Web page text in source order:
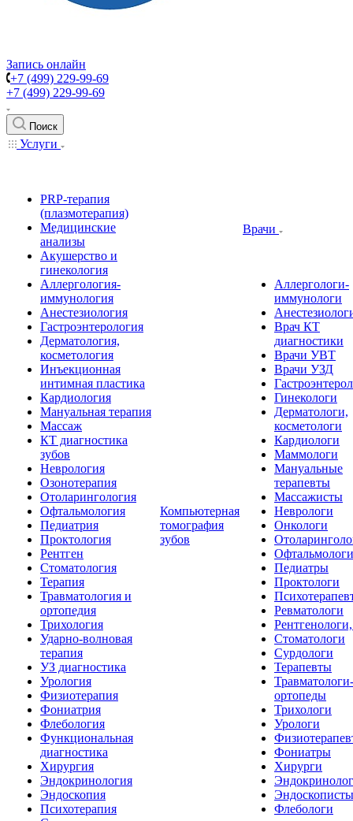
Запись онлайн
+7 (499) 229-99-69
+7 (499) 229-99-69
Поиск
Услуги
PRP-терапия
(плазмотерапия)
Медицинские
анализы
Акушерство и
гинекология
Аллергология-
иммунология
Анестезиология
Гастроэнтерология
Дерматология,
косметология
Инъекционная
интимная пластика
Кардиология
Мануальная терапия
Массаж
КТ диагностика
зубов
Неврология
Озонотерапия
Отоларингология
Офтальмология
Педиатрия
Проктология
Рентген
Стоматология
Терапия
Травматология и
ортопедия
Трихология
Ударно-волновая
терапия
УЗ диагностика
Урология
Физиотерапия
Фониатрия
Флебология
Функциональная
диагностика
Хирургия
Эндокринология
Эндоскопия
Психотерапия
Компьютерная
томография
зубов
Врачи
Аллергологи-
иммунологи
Врач КТ
диагностики
Врачи УВТ
Врачи УЗД
Гинекологи
Дерматологи,
косметологи
Кардиологи
Маммологи
Мануальные
терапевты
Массажисты
Неврологи
Онкологи
Офтальмологи
Педиатры
Проктологи
Ревматологи
Стоматологи
Сурдологи
Терапевты
Травматологи-
ортопеды
Трихологи
Урологи
Фониатры
Хирурги
Эндоскописты
Флебологи